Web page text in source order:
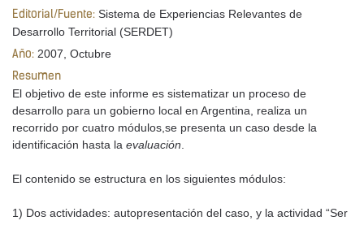
Editorial/Fuente: Sistema de Experiencias Relevantes de
Desarrollo Territorial (SERDET)
Año: 2007, Octubre
Resumen
El objetivo de este informe es sistematizar un proceso de
desarrollo para un gobierno local en Argentina, realiza un
recorrido por cuatro módulos,se presenta un caso desde la
identificación hasta la evaluación.
El contenido se estructura en los siguientes módulos:
1) Dos actividades: autopresentación del caso, y la actividad “Ser